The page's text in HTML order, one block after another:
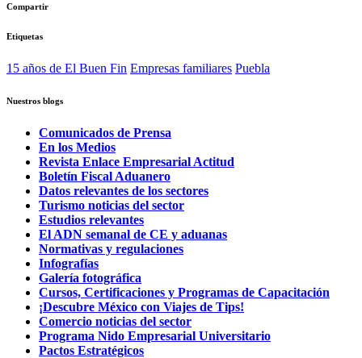
Compartir
Etiquetas
15 años de El Buen Fin Empresas familiares Puebla
Nuestros blogs
Comunicados de Prensa
En los Medios
Revista Enlace Empresarial Actitud
Boletín Fiscal Aduanero
Datos relevantes de los sectores
Turismo noticias del sector
Estudios relevantes
El ADN semanal de CE y aduanas
Normativas y regulaciones
Infografías
Galería fotográfica
Cursos, Certificaciones y Programas de Capacitación
¡Descubre México con Viajes de Tips!
Comercio noticias del sector
Programa Nido Empresarial Universitario
Pactos Estratégicos